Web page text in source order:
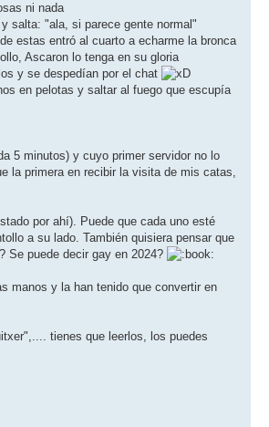
ni nada
salta: "ala, si parece gente normal"
estas entró al cuarto a echarme la bronca
Ascaron lo tenga en su gloria
y se despedían por el chat
en pelotas y saltar al fuego que escupía
5 minutos) y cuyo primer servidor no lo
la primera en recibir la visita de mis catas,
por ahí). Puede que cada uno esté
a su lado. También quisiera pensar que
Se puede decir gay en 2024?
manos y la han tenido que convertir en
tienes que leerlos, los puedes